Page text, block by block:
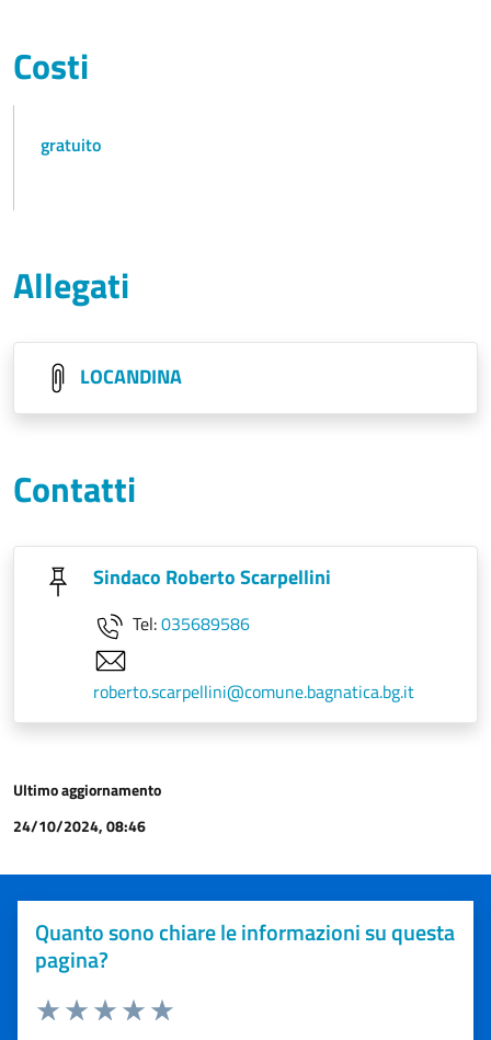
Costi
gratuito
Allegati
LOCANDINA
Contatti
Sindaco Roberto Scarpellini
Tel:035689586
roberto.scarpellini@comune.bagnatica.bg.it
Ultimo aggiornamento
24/10/2024, 08:46
Quanto sono chiare le informazioni su questa
pagina?